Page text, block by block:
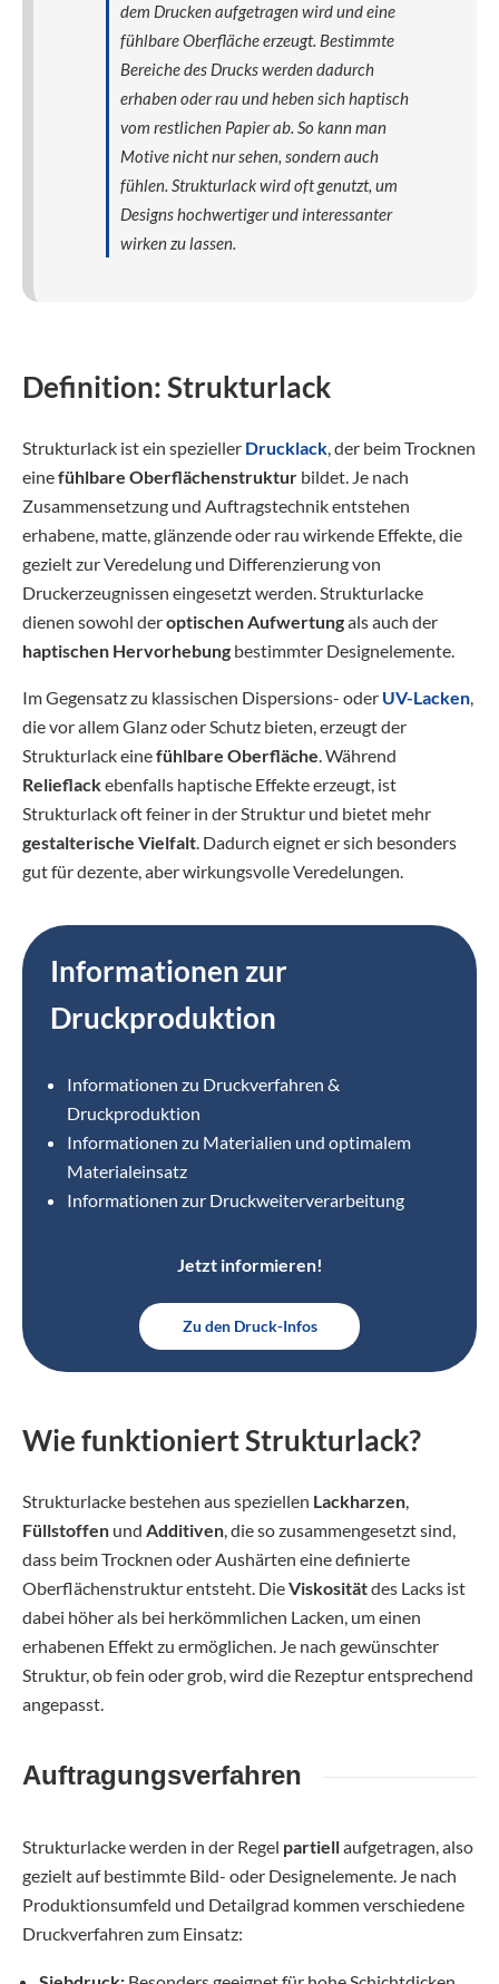
dem Drucken aufgetragen wird und eine
fühlbare Oberfläche erzeugt. Bestimmte
Bereiche des Drucks werden dadurch
erhaben oder rau und heben sich haptisch
vom restlichen Papier ab. So kann man
Motive nicht nur sehen, sondern auch
fühlen. Strukturlack wird oft genutzt, um
Designs hochwertiger und interessanter
wirken zu lassen.
Definition: Strukturlack
Strukturlack ist ein spezieller Drucklack, der beim Trocknen
einefühlbare Oberflächenstruktur bildet. Je nach
Zusammensetzung und Auftragstechnik entstehen
erhabene, matte, glänzende oder rau wirkende Effekte, die
gezielt zur Veredelung und Differenzierung von
Druckerzeugnissen eingesetzt werden. Strukturlacke
dienen sowohl deroptischen Aufwertungals auch der
haptischen Hervorhebung bestimmter Designelemente.
Im Gegensatz zu klassischen Dispersions- oder UV-Lacken,
die vor allem Glanz oder Schutz bieten, erzeugt der
Strukturlack einefühlbare Oberfläche. Während
Relieflackebenfalls haptische Effekte erzeugt, ist
Strukturlack oft feiner in der Struktur und bietet mehr
gestalterische Vielfalt. Dadurch eignet er sich besonders
gut für dezente, aber wirkungsvolle Veredelungen.
Informationen zur
Druckproduktion
Informationen zu Druckverfahren &
Druckproduktion
Informationen zu Materialien und optimalem
Materialeinsatz
Informationen zur Druckweiterverarbeitung
Jetzt informieren!
Zu den Druck-Infos
Wie funktioniert Strukturlack?
Strukturlacke bestehen aus speziellen Lackharzen,
Füllstoffen und Additiven, die so zusammengesetzt sind,
dass beim Trocknen oder Aushärten eine definierte
Oberflächenstruktur entsteht. DieViskositätdes Lacks ist
dabei höher als bei herkömmlichen Lacken, um einen
erhabenen Effekt zu ermöglichen. Je nach gewünschter
Struktur, ob fein oder grob, wird die Rezeptur entsprechend
angepasst.
Auftragungsverfahren
Strukturlacke werden in der Regel partiellaufgetragen, also
gezielt auf bestimmte Bild- oder Designelemente. Je nach
Produktionsumfeld und Detailgrad kommen verschiedene
Druckverfahren zum Einsatz: